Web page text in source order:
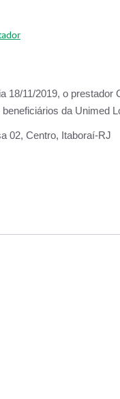
18/11/2019, o prestador
da Unimed
02, Centro, Itaboraí-RJ